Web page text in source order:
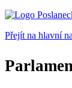
Přejít na hlavní